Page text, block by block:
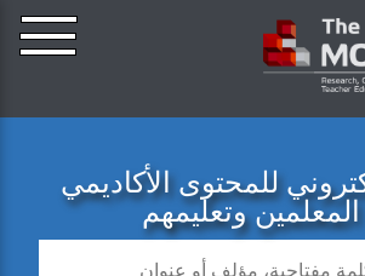
للمحتوى الأكاديمي
وتعليمهم